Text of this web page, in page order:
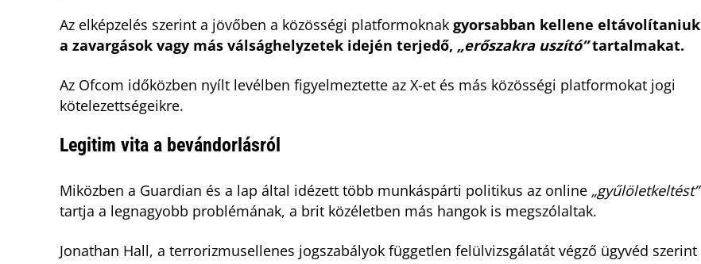
Az elképzelés szerint a jövőben a közösségi platformoknak gyorsabban kellene eltávolítaniuk
a zavargások vagy más válsághelyzetek idején terjedő, „erőszakra uszító”tartalmakat.
Az Ofcom időközben nyílt levélben figyelmeztette az X-et és más közösségi platformokat jogi
kötelezettségeikre.
Legitim vita a bevándorlásról
Miközben a Guardian és a lap által idézett több munkáspárti politikus az online „gyűlöletkeltést”
tartja a legnagyobb problémának, a brit közéletben más hangok is megszólaltak.
Jonathan Hall, a terrorizmusellenes jogszabályok független felülvizsgálatát végző ügyvéd szerint